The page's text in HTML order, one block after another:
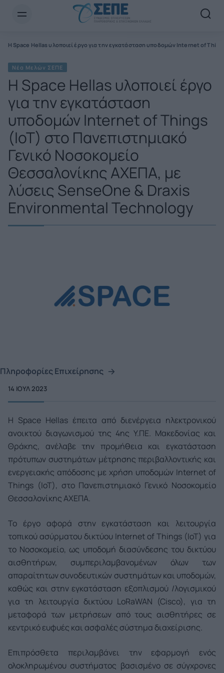
Η Space Hellas υλοποιεί έργο για την εγκατάσταση υποδομών Internet of
Νέα Μελών ΣΕΠΕ
Η Space Hellas υλοποιεί έργο
για την εγκατάσταση
υποδομών Internet of Things
(IoT) στο Πανεπιστημιακό
Γενικό Νοσοκομείο
Θεσσαλονίκης ΑΧΕΠΑ, με
λύσεις SenseOne & Draxis
Environmental Technology
Πληροφορίες Επιχείρησης
14 ΙΟΥΛ 2023
Η Space Hellas έπειτα από διενέργεια ηλεκτρονικού
ανοικτού διαγωνισμού της 4ης Υ.ΠΕ. Μακεδονίας και
Θράκης, ανέλαβε την προμήθεια και εγκατάσταση
πρότυπων συστημάτων μέτρησης περιβαλλοντικής και
ενεργειακής απόδοσης με χρήση υποδομών Internet of
Things (IoT), στο Πανεπιστημιακό Γενικό Νοσοκομείο
Θεσσαλονίκης ΑΧΕΠΑ.
Το έργο αφορά στην εγκατάσταση και λειτουργία
τοπικού ασύρματου δικτύου Internet of Things (IoT) για
το Νοσοκομείο, ως υποδομή διασύνδεσης του δικτύου
αισθητήρων, συμπεριλαμβανομένων όλων των
απαραίτητων συνοδευτικών συστημάτων και υποδομών,
καθώς και στην εγκατάσταση εξοπλισμού /λογισμικού
για τη λειτουργία δικτύου LoRaWAN (Cisco), για τη
μεταφορά των μετρήσεων από τους αισθητήρες σε
κεντρικό ευφυές και ασφαλές σύστημα διαχείρισης.
Επιπρόσθετα περιλαμβάνει την εφαρμογή ενός
ολοκληρωμένου συστήματος βασισμένο σε σύγχρονες
Newsletter Email*